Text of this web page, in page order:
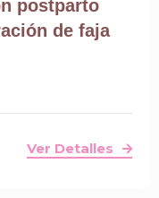
postparto
de faja
Ver Detalles